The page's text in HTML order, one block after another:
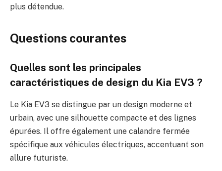
plus détendue.
Questions courantes
Quelles sont les principales
caractéristiques de design du Kia EV3 ?
Le Kia EV3 se distingue par un design moderne et
urbain, avec une silhouette compacte et des lignes
épurées. Il offre également une calandre fermée
spécifique aux véhicules électriques, accentuant son
allure futuriste.